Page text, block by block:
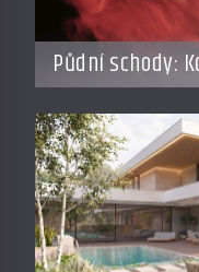
Půdní schody:
místo, ale